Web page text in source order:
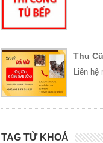
Thu
Liên hệ
TAG TỪ KHOÁ